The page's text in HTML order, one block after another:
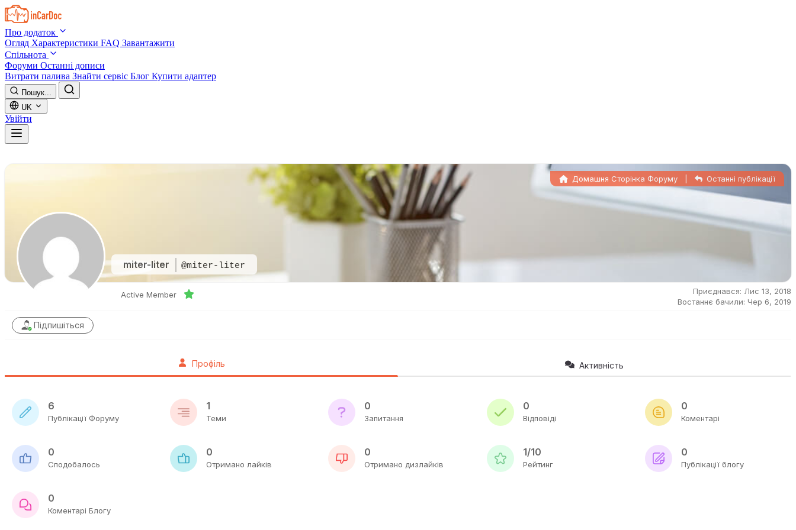
Skip to main content
Про додаток
Огляд Характеристики FAQ Завантажити
Спільнота
Форуми Останні дописи
Витрати палива Знайти сервіс Блог Купити адаптер
Пошук...
UK
Увійти
miter-liter @miter-liter
Домашня Сторінка Форуму Останні публікації
Active Member
Приєднався: Лис 13, 2018
Востаннє бачили: Чер 6, 2019
Підпишіться
Профіль Активність
6
Публікації Форуму
1
Теми
0
Запитання
0
Відповіді
0
Коментарі
0
Сподобалось
0
Отримано лайків
0
Отримано дизлайків
1/10
Рейтинг
0
Публікації блогу
0
Коментарі Блогу